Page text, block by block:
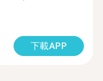
下載APP